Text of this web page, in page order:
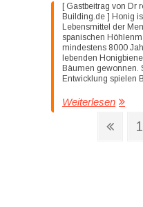
[ Gastbeitrag von Dr
Building.de ] Honig
Lebensmittel der
spanischen
mindestens 8000
lebenden
Bäumen gewonnen.
Entwicklung spielen
Weiterlesen
1